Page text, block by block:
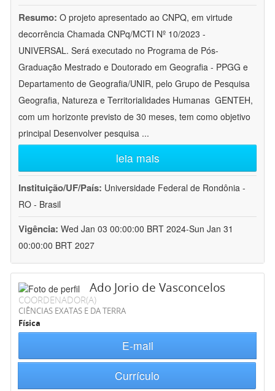
Resumo: O projeto apresentado ao CNPQ, em virtude
decorrência Chamada CNPq/MCTI Nº 10/2023 -
UNIVERSAL. Será executado no Programa de Pós-
Graduação Mestrado e Doutorado em Geografia - PPGG e
Departamento de Geografia/UNIR, pelo Grupo de Pesquisa
Geografia, Natureza e Territorialidades Humanas  GENTEH,
com um horizonte previsto de 30 meses, tem como objetivo
principal Desenvolver pesquisa ...
leia mais
Instituição/UF/País: Universidade Federal de Rondônia -
RO - Brasil
Vigência: Wed Jan 03 00:00:00 BRT 2024-Sun Jan 31
00:00:00 BRT 2027
Ado Jorio de Vasconcelos
COORDENADOR(A)
CIÊNCIAS EXATAS E DA TERRA
Física
E-mail
Currículo